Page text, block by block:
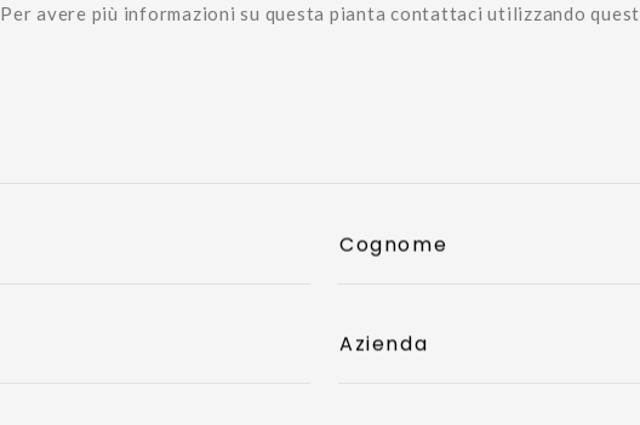
Per avere più informazioni su questa pianta contattaci utilizzando
Cognome
Azienda